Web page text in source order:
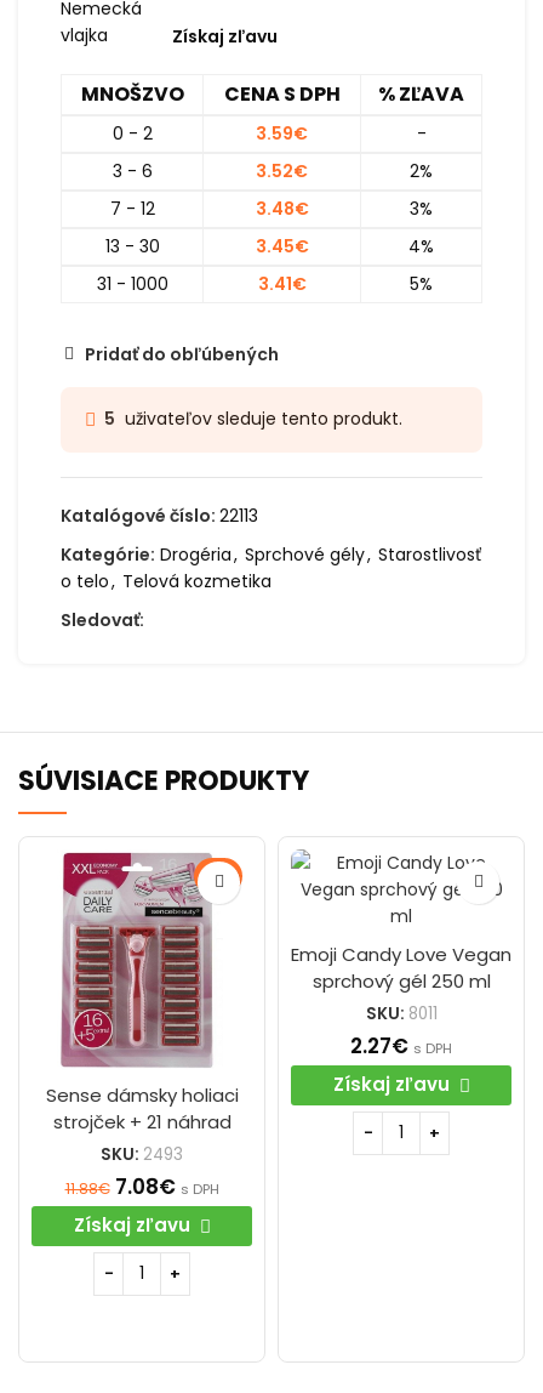
Získaj zľavu
MNOŠZVO CENA S DPH % ZĽAVA
0 - 2 3.59€
-
3 - 6
3.52€
2%
7 - 12
3.48€
3%
13 - 30
3.45€
4%
31 - 1000
3.41€ 5%
Pridať do obľúbených
5 uživateľov sleduje tento produkt.
Katalógové číslo: 22113
Kategórie: Drogéria, Sprchové gély, Starostlivosť
o telo, Telová kozmetika
Sledovať:
SÚVISIACE PRODUKTY
-40%
Sense dámsky holiaci
strojček + 21 náhrad
SKU: 2493
11.88€ 7.08€ s DPH
Získaj zľavu
Emoji Candy Love Vegan
sprchový gél 250 ml
SKU: 8011
2.27€ s DPH
Získaj zľavu